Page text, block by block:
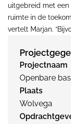
uitgebreid met een
ruimte in de
vertelt Marjan.
Projectnaam
Openbare
Plaats
Wolvega